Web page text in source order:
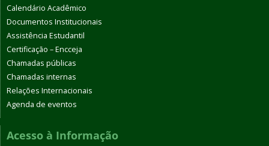
Calendário Acadêmico
Documentos Institucionais
Assistência Estudantil
Certificação – Encceja
Chamadas públicas
Chamadas internas
Relações Internacionais
Agenda de eventos
Acesso à Informação